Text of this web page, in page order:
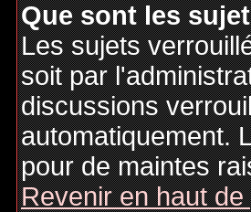
Que sont les
Les sujets
soit par
discussions
automatiquement.
pour de maintes
Revenir en haut de